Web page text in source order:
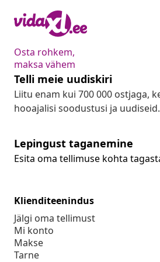
Osta rohkem,
maksa vähem
Telli meie uudiskiri
Liitu enam kui 700 000 ostjaga,
hooajalisi soodustusi ja uudiseid.
Lepingust taganemine
Esita oma tellimuse kohta
Klienditeenindus
Jälgi oma tellimust
Mi konto
Makse
Tarne